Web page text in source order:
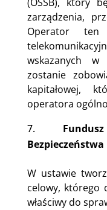
zarządzenia,
Operator ten
wskazanych w
zostanie
kapitałowej,
operatora
Bezpieczeństwa
W ustawie
celowy, którego
właściwy do